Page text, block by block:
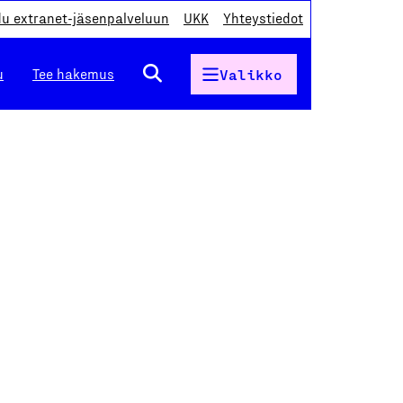
extranet-jäsenpalveluun UKK Yhteystiedot
Tee hakemus Valikko